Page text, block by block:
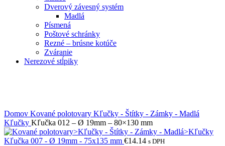
Dverový závesný systém
Madlá
Písmená
Poštové schránky
Rezné – brúsne kotúče
Zváranie
Nerezové stĺpiky
Domov Kované polotovary Kľučky - Štítky - Zámky - Madlá
Kľučky Kľučka 012 – Ø 19mm – 80×130 mm
Kľučka 007 - Ø 19mm - 75x135 mm €14.14 s DPH